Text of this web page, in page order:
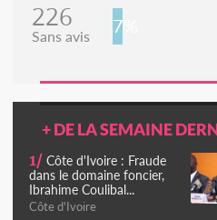
226
Sans avis 7%
+ DE LA SEMAINE
1/ Côte d'Ivoire : Fraude
dans le domaine foncier,
Ibrahime Coulibal...
Côte d'Ivoire